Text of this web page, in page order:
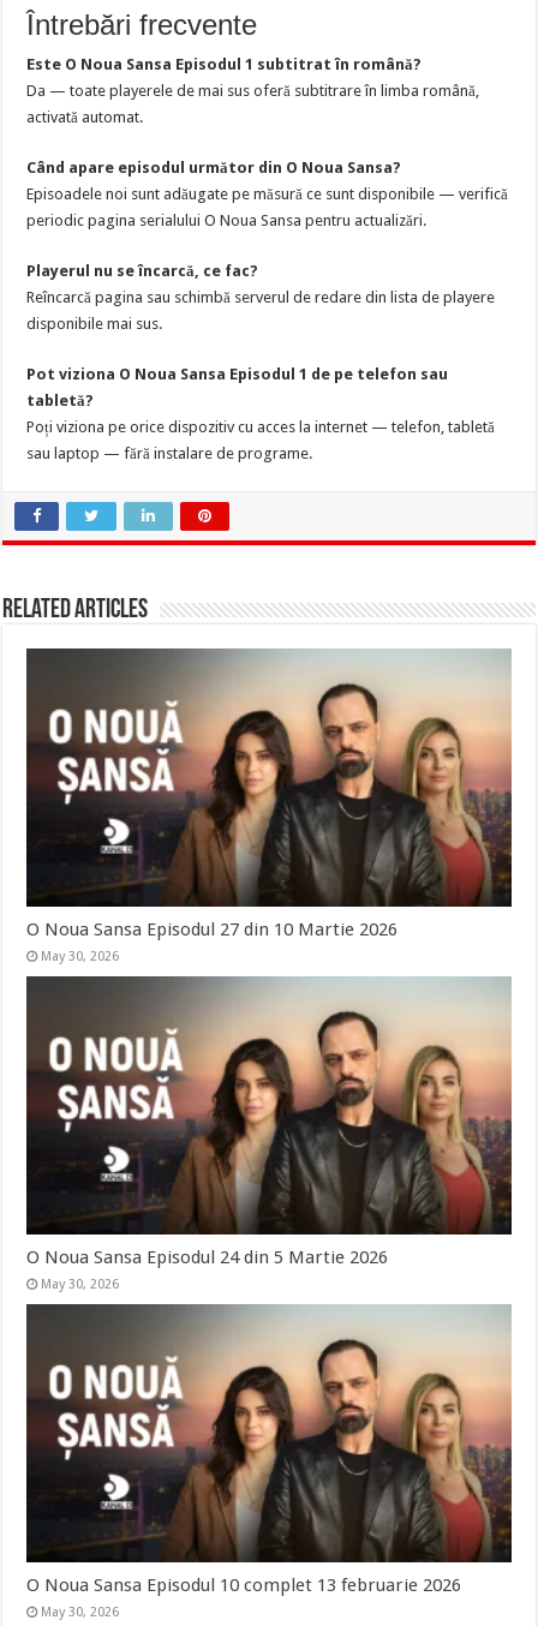
Întrebări frecvente
Este O Noua Sansa Episodul 1 subtitrat în română?
Da — toate playerele de mai sus oferă subtitrare în limba română,
activată automat.
Când apare episodul următor din O Noua Sansa?
Episoadele noi sunt adăugate pe măsură ce sunt disponibile — verifică
periodic pagina serialului O Noua Sansa pentru actualizări.
Playerul nu se încarcă, ce fac?
Reîncarcă pagina sau schimbă serverul de redare din lista de playere
disponibile mai sus.
Pot viziona O Noua Sansa Episodul 1 de pe telefon sau
tabletă?
Poți viziona pe orice dispozitiv cu acces la internet — telefon, tabletă
sau laptop — fără instalare de programe.
Related Articles
O Noua Sansa Episodul 27 din 10 Martie 2026
May 30, 2026
O Noua Sansa Episodul 24 din 5 Martie 2026
May 30, 2026
O Noua Sansa Episodul 10 complet 13 februarie 2026
May 30, 2026